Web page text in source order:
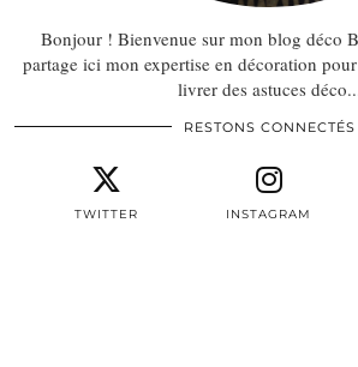
Bonjour ! Bienvenue sur mon blog déco
partage ici mon expertise en décoration
livrer des astuces
RESTONS CONNECTÉS
TWITTER INSTAGRAM